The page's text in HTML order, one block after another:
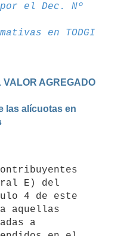
el Dec. Nº
en TODGI
VALOR AGREGADO
las alícuotas en
E) del
4 de este
aquellas
a